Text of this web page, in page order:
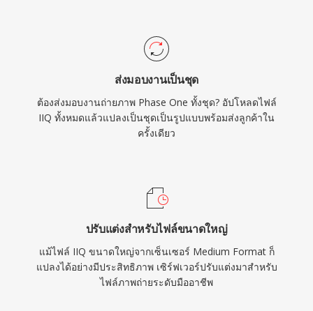
ส่งมอบงานเป็นชุด
ต้องส่งมอบงานถ่ายภาพ Phase One ทั้งชุด? อัปโหลดไฟล์
IIQ ทั้งหมดแล้วแปลงเป็นชุดเป็นรูปแบบพร้อมส่งลูกค้าใน
ครั้งเดียว
ปรับแต่งสำหรับไฟล์ขนาดใหญ่
แม้ไฟล์ IIQ ขนาดใหญ่จากเซ็นเซอร์ Medium Format ก็
แปลงได้อย่างมีประสิทธิภาพ เซิร์ฟเวอร์ปรับแต่งมาสำหรับ
ไฟล์ภาพถ่ายระดับมืออาชีพ